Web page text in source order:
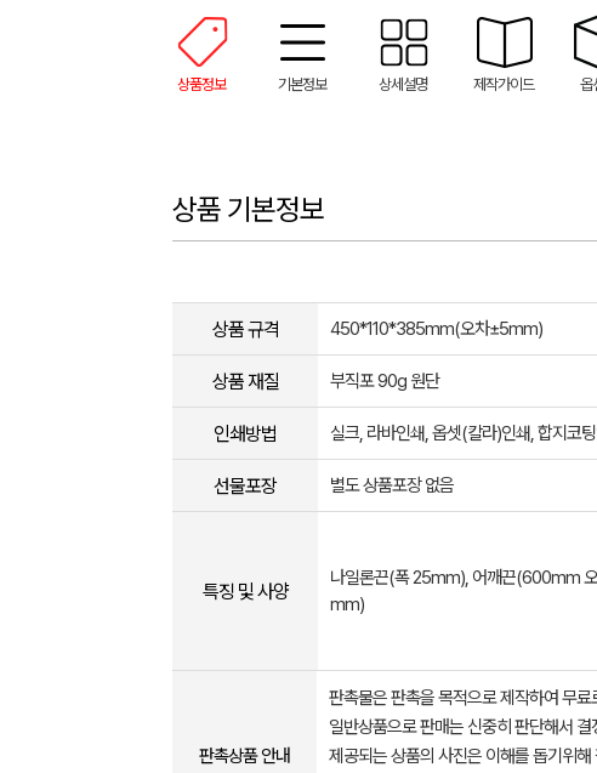
상품정보 기본정보 상세설명 제작가이드 옵
상품 기본정보
상품 규격 450*110*385mm(오차±5mm)
상품 재질 부직포 90g 원단
인쇄방법 실크, 라바인쇄, 옵셋(칼라)인쇄, 합지코
선물포장 별도 상품포장 없음
특징 및 사양
나일론끈(폭 25mm), 어깨끈(600mm
mm)
판촉상품 안내
판촉물은 판촉을 목적으로 제작하여 무료
일반상품으로 판매는 신중히 판단해서 결
제공되는 상품의 사진은 이해를 돕기위